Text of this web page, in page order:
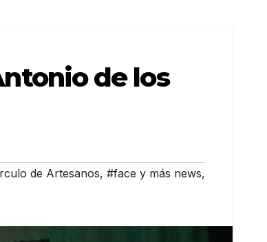
de los
de Artesanos, #face y más news,